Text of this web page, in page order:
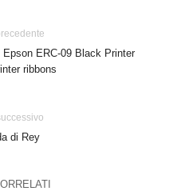
Epson ERC-09 Black Printer
ribbons
di Rey